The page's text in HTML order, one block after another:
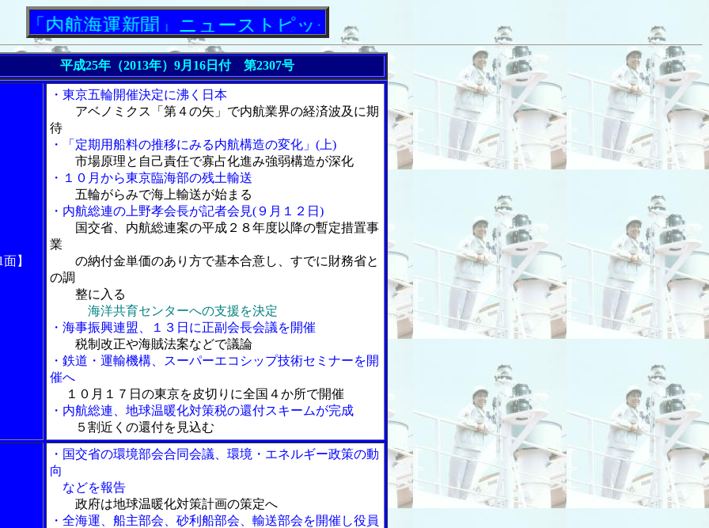
海運新聞」ニューストピックス
平成25年（2013年）9月16日付 第2307号
】
・東京五輪開催決定に沸く日本
アベノミクス「第４の矢」で内航業界の経済波及に期
待
・「定期用船料の推移にみる内航構造の変化」(上)
市場原理と自己責任で寡占化進み強弱構造が深化
・１０月から東京臨海部の残土輸送
五輪がらみで海上輸送が始まる
・内航総連の上野孝会長が記者会見(９月１２日)
国交省、内航総連案の平成２８年度以降の暫定措置事
業
の納付金単価のあり方で基本合意し、すでに財務省と
の調
整に入る
海洋共育センターへの支援を決定
・海事振興連盟、１３日に正副会長会議を開催
税制改正や海賊法案などで議論
・鉄道・運輸機構、スーパーエコシップ技術セミナーを開
催へ
１０月１７日の東京を皮切りに全国４か所で開催
・内航総連、地球温暖化対策税の還付スキームが完成
５割近くの還付を見込む
・国交省の環境部会合同会議、環境・エネルギー政策の動
向
などを報告
政府は地球温暖化対策計画の策定へ
・全海運、船主部会、砂利船部会、輸送部会を開催し役員